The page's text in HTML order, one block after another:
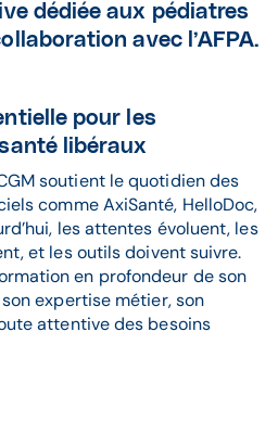
dédiée aux pédiatres
avec l’AFPA.
pour les
libéraux
soutient le quotidien des
comme AxiSanté, HelloDoc,
les attentes évoluent, les
et les outils doivent suivre.
en profondeur de son
expertise métier, son
attentive des besoins